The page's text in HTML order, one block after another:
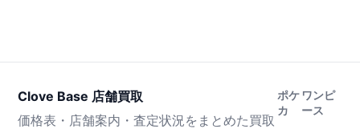
Clove Base 店舗買取
価格表・店舗案内・査定状況をまとめた買取
ポケ
カ
ワンピ
ース